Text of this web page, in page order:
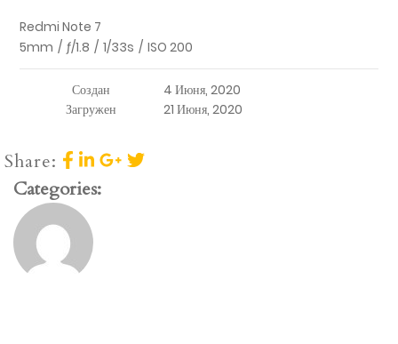
Redmi Note 7
5mm / ƒ/1.8 / 1/33s / ISO 200
Создан
4 Июня, 2020
Загружен
21 Июня, 2020
Share:
Categories: